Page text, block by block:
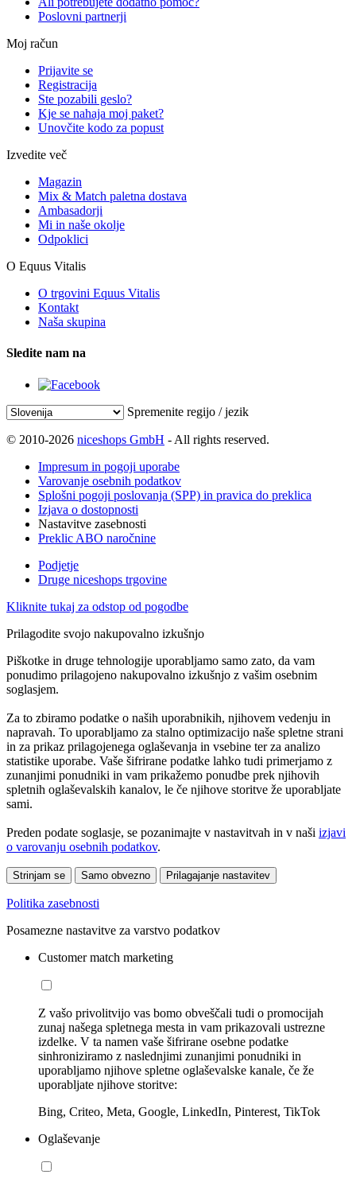
Poslovni partnerji
Moj račun
Prijavite se
Registracija
Ste pozabili geslo?
Kje se nahaja moj paket?
Unovčite kodo za popust
Izvedite več
Magazin
Mix & Match paletna dostava
Ambasadorji
Mi in naše okolje
Odpoklici
O Equus Vitalis
O trgovini Equus Vitalis
Kontakt
Naša skupina
Sledite nam na
Spremenite regijo / jezik
© 2010-2026 niceshops GmbH - All rights reserved.
Impresum in pogoji uporabe
Varovanje osebnih podatkov
Splošni pogoji poslovanja (SPP) in pravica do preklica
Izjava o dostopnosti
Nastavitve zasebnosti
Preklic ABO naročnine
Podjetje
Druge niceshops trgovine
Kliknite tukaj za odstop od pogodbe
Prilagodite svojo nakupovalno izkušnjo
Piškotke in druge tehnologije uporabljamo samo zato, da vam
ponudimo prilagojeno nakupovalno izkušnjo z vašim osebnim
soglasjem.
Za to zbiramo podatke o naših uporabnikih, njihovem vedenju in
napravah. To uporabljamo za stalno optimizacijo naše spletne strani
in za prikaz prilagojenega oglaševanja in vsebine ter za analizo
statistike uporabe. Vaše šifrirane podatke lahko tudi primerjamo z
zunanjimi ponudniki in vam prikažemo ponudbe prek njihovih
spletnih oglaševalskih kanalov, le če njihove storitve že uporabljate
sami.
Preden podate soglasje, se pozanimajte v nastavitvah in v naši izjavi
o varovanju osebnih podatkov.
Strinjam se Samo obvezno Prilagajanje nastavitev
Politika zasebnosti
Posamezne nastavitve za varstvo podatkov
Customer match marketing
Z vašo privolitvijo vas bomo obveščali tudi o promocijah
zunaj našega spletnega mesta in vam prikazovali ustrezne
izdelke. V ta namen vaše šifrirane osebne podatke
sinhroniziramo z naslednjimi zunanjimi ponudniki in
uporabljamo njihove spletne oglaševalske kanale, če že
uporabljate njihove storitve:
Bing, Criteo, Meta, Google, LinkedIn, Pinterest, TikTok
Oglaševanje